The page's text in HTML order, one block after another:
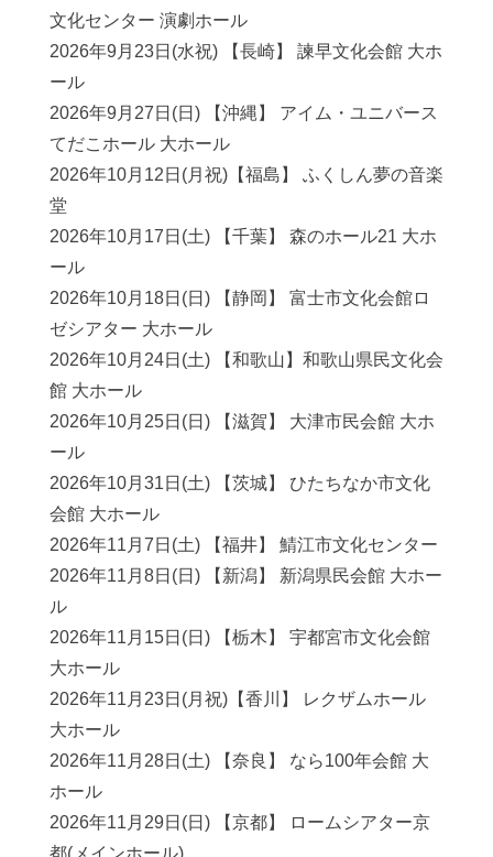
文化センター 演劇ホール
2026年9月23日(水祝) 【長崎】 諫早文化会館 大ホ
ール
2026年9月27日(日) 【沖縄】 アイム・ユニバース
てだこホール 大ホール
2026年10月12日(月祝)【福島】 ふくしん夢の音楽
堂
2026年10月17日(土) 【千葉】 森のホール21 大ホ
ール
2026年10月18日(日) 【静岡】 富士市文化会館ロ
ゼシアター 大ホール
2026年10月24日(土) 【和歌山】和歌山県民文化会
館 大ホール
2026年10月25日(日) 【滋賀】 大津市民会館 大ホ
ール
2026年10月31日(土) 【茨城】 ひたちなか市文化
会館 大ホール
2026年11月7日(土) 【福井】 鯖江市文化センター
2026年11月8日(日) 【新潟】 新潟県民会館 大ホー
ル
2026年11月15日(日) 【栃木】 宇都宮市文化会館
大ホール
2026年11月23日(月祝)【香川】 レクザムホール
大ホール
2026年11月28日(土) 【奈良】 なら100年会館 大
ホール
2026年11月29日(日) 【京都】 ロームシアター京
都(メインホール)